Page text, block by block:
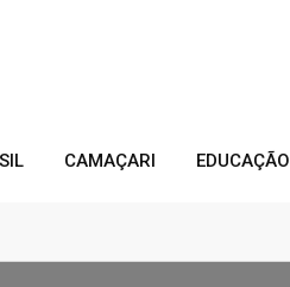
CAMAÇARI EDUCAÇÃO